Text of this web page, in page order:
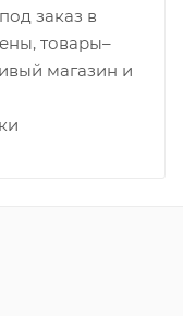
заказ в
товары–
магазин и